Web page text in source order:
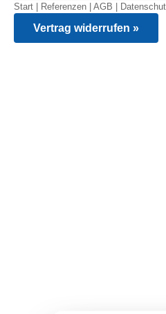
Start Referenzen AGB
Vertrag widerrufen »